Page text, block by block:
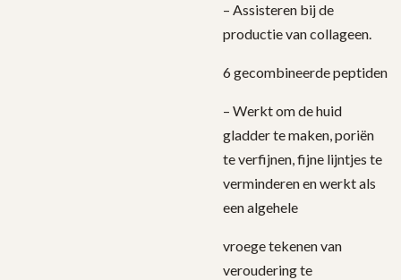
– Assisteren bij de
productie van collageen.
6 gecombineerde peptiden
– Werkt om de huid
gladder te maken, poriën
te verfijnen, fijne lijntjes te
verminderen en werkt als
een algehele
vroege tekenen van
veroudering te